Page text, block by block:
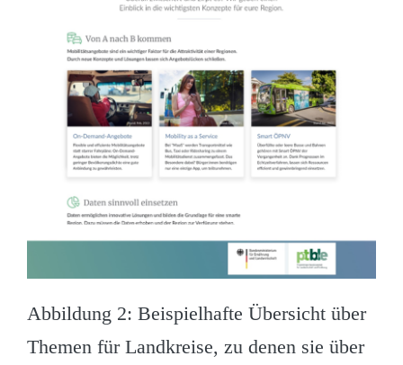
Abbildung 2: Beispielhafte Übersicht über
Themen für Landkreise, zu denen sie über